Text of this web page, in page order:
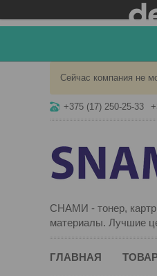
Сейчас компания не
+375 (17) 250-25-33
СНАМИ - тонер,
материалы. Лучшие
ГЛАВНАЯ